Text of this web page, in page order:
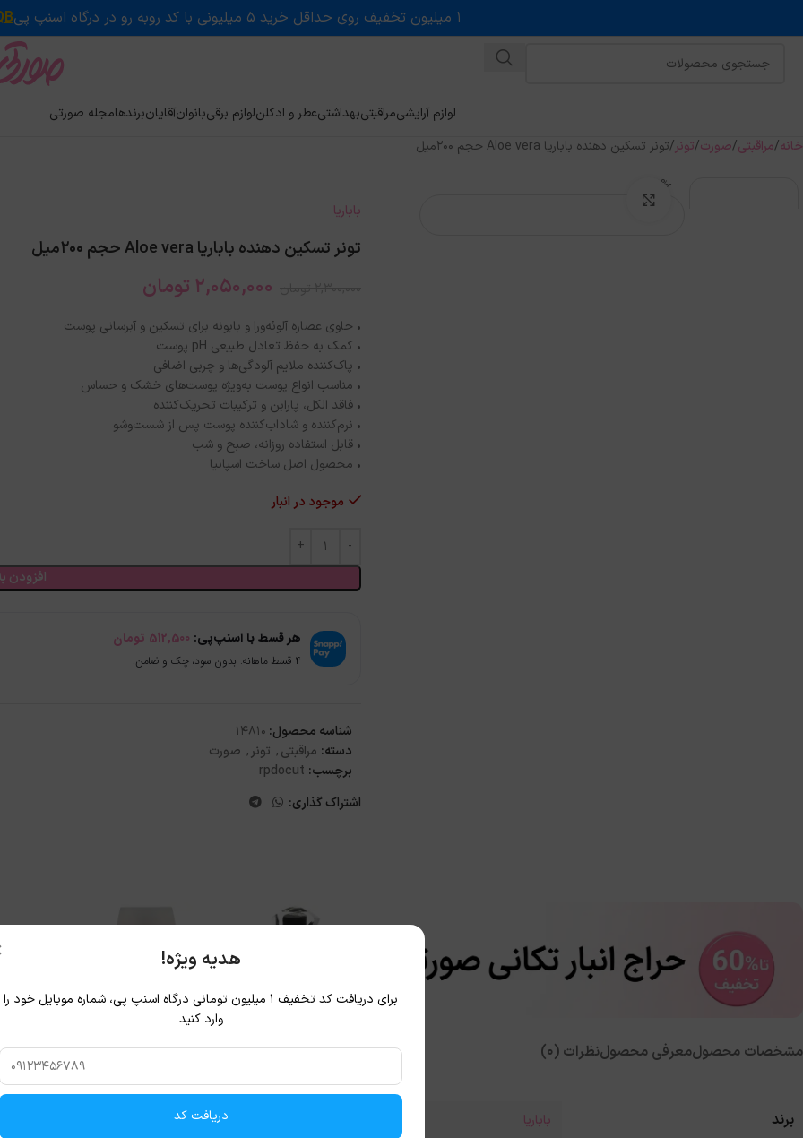
۱ میلیون تخفیف روی حداقل خرید ۵ میلیونی با کد روبه رو در درگاه اسنپ پی
لوازم آرایشیمراقبتیبهداشتیعطر و ادکلنلوازم برقیبانوانآقایانبرندهامجله صورتی
خانه مراقبتی صورت تونر تونر تسکین دهنده باباریا Aloe vera حجم 200میل
-11%
باباریا
تونر تسکین دهنده باباریا Aloe vera حجم 200میل
2,050,000 تومان
• حاوی عصاره آلوئه‌ورا و بابونه برای تسکین و آبرسانی پوست
• کمک به حفظ تعادل طبیعی pH پوست
• پاک‌کننده ملایم آلودگی‌ها و چربی اضافی
• مناسب انواع پوست به‌ویژه پوست‌های خشک و حساس
• فاقد الکل، پارابن و ترکیبات تحریک‌کننده
• نرم‌کننده و شاداب‌کننده پوست پس از شست‌وشو
• قابل استفاده روزانه، صبح و شب
• محصول اصل ساخت اسپانیا
موجود در انبار
افزودن
هر قسط با اسنپ‌پی: 512,500 تومان
۴ قسط ماهانه. بدون سود، چک و ضامن.
شناسه محصول: 14810
دسته: مراقبتی, تونر , صورت
برچسب: rpdocut
اشتراک گذاری:
مشخصات محصولمعرفی محصولنظرات (0)
برند باباریا
هدیه ویژه!
برای دریافت کد تخفیف ۱ میلیون تومانی درگاه اسنپ پی، شماره موبایل خود را
وارد کنید
دریافت کد